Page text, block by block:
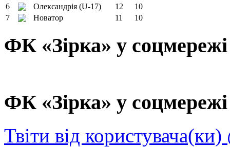
6
Олександрія (U-17) 12
10
7
Новатор 11 10
ФК «Зірка» у
ФК «Зірка» у
Твіти від